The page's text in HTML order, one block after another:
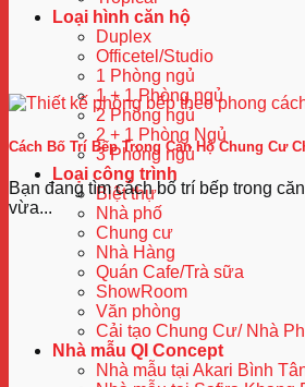
Loại hình căn hộ
Duplex
Officetel/Studio
1 Phòng ngủ
1 + 1 Phòng ngủ
2 Phòng ngủ
2 + 1 Phòng Ngủ
3 Phòng ngủ
Loại công trình
Biệt thự
Nhà phố
Chung cư
Nhà Hàng
Quán Cafe/Trà sữa
ShowRoom
Văn phòng
Cải tạo Chung Cư/ Nhà
Nhà mẫu QI Concept
Nhà mẫu tại Akari Bình
Cách Bố Trí Bếp Trong Căn Hộ Chung Cư
Bạn đang tìm cách bố trí bếp trong
vừa...